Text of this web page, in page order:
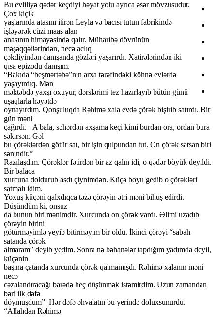
Bu evliliyə qədər keçdiyi həyat yolu ayrıca əsər mövzusudur.
Çox kiçik
yaşlarında atasını itirən Leyla və bacısı tutun fabrikində
işləyərək cüzi maaş alan
anasının himayəsində qalır. Müharibə dövrünün
məşəqqətlərindən, necə aclıq
çəkdiyindən danışanda gözləri yaşarırdı. Xatirələrindən iki
qısa epizodu danışım.
“Bakıda “beşmərtəbə”nin arxa tərəfindəki köhnə evlərdə
yaşayırdıq. Mən
məktəbdə yaxşı oxuyur, dərslərimi tez hazırlayıb bütün günü
uşaqlarla həyətdə
oynayırdım. Qonşuluqda Rəhimə xala evdə çörək bişirib satırdı. Bir
gün məni
çağırdı. –A bala, səhərdən axşama keçi kimi burdan ora, ordan bura
səkirsən. Gəl
bu çörəklərdən götür sat, bir işin qulpundan tut. On çörək satsan biri
sənindir.”
Razılaşdım. Çörəklər fətirdən bir az qalın idi, o qədər böyük deyildi.
Bir balaca
xurcuna doldurub asdı çiynimdən. Küçə boyu gedib o çörəkləri
satmalı idim.
Yoxuş küçəni qalxdıqca təzə çörəyin ətri məni bihuş edirdi.
Düşündüm ki, onsuz
da bunun biri mənimdir. Xurcunda on çörək vardı. Əlimi uzadıb
çörəyin birini
götürməyimlə yeyib bitirməyim bir oldu. İkinci çörəyi “sabah
satanda çörək
almaram” deyib yedim. Sonra nə bəhanələr tapdığım yadımda deyil,
küçənin
başına çatanda xurcunda çörək qalmamışdı. Rəhimə xalanın məni
necə
cəzalandıracağı barədə heç düşünmək istəmirdim. Uzun zamandan
bəri ilk dəfə
döymuşdum”. Hər dəfə əhvalatın bu yerində doluxsunurdu.
“Allahdan Rəhimə